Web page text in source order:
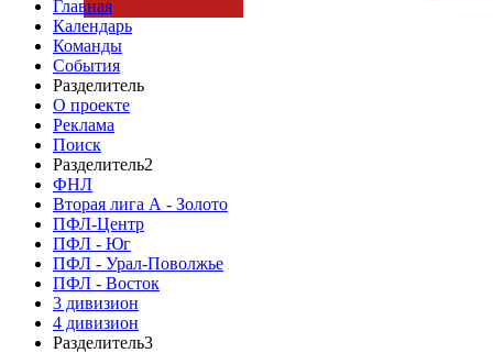
Главная
Календарь
Команды
События
Разделитель
О проекте
Реклама
Поиск
Разделитель2
ФНЛ
Вторая лига А - Золото
ПФЛ-Центр
ПФЛ - Юг
ПФЛ - Урал-Поволжье
ПФЛ - Восток
3 дивизион
4 дивизион
Разделитель3